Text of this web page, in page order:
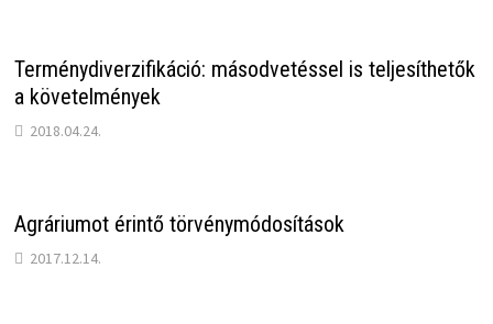
Terménydiverzifikáció: másodvetéssel is teljesíthetők
a követelmények
2018.04.24.
Agráriumot érintő törvénymódosítások
2017.12.14.